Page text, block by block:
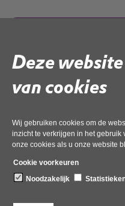
Deze
van cookies
Wij gebruiken cookies om de
inzicht te verkrijgen in het gebruik
onze cookies als u onze website
Cookie voorkeuren
Noodzakelijk
Deel deze pagina
Bezoekadres